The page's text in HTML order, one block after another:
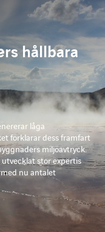
hållbara
per mejl
låga
förklarar dess framfart
miljöavtryck.
utvecklat stor expertis
nu antalet